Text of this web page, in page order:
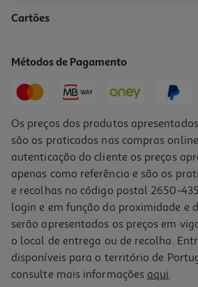
Price reduced from
9,99 €to
Promoção
3.0
Ferro A Vapor Qilive Q.5525 Sem Fio
Cartões
Métodos de Pagamento
Os preços dos produtos
são os praticados nas compras
autenticação do cliente os preços
apenas como referência e são os
e recolhas no código postal 2650-
login e em função da proximidade e
serão apresentados os preços em
o local de entrega ou de recolha.
disponíveis para o território de
consulte mais informações aqui.